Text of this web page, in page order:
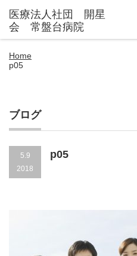
Home
p05
ブログ
5.9
2018
p05